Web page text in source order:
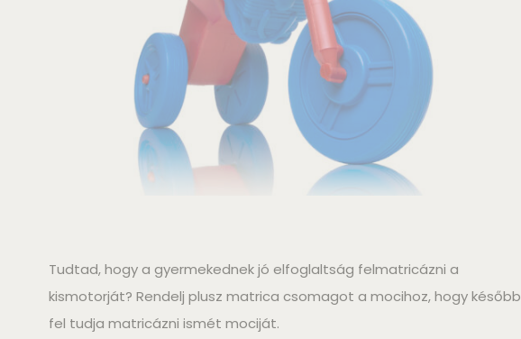
Tudtad, hogy a gyermekednek jó elfoglaltság felmatricázni a
kismotorját? Rendelj plusz matrica csomagot a mocihoz, hogy később
fel tudja matricázni ismét mociját.